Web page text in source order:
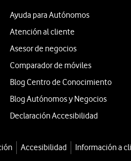
Ayuda para Autónomos
Atención al cliente
Asesor de negocios
Comparador de móviles
Blog Centro de Conocimiento
Blog Autónomos y Negocios
Declaración Accesibilidad
Accesibilidad Información a